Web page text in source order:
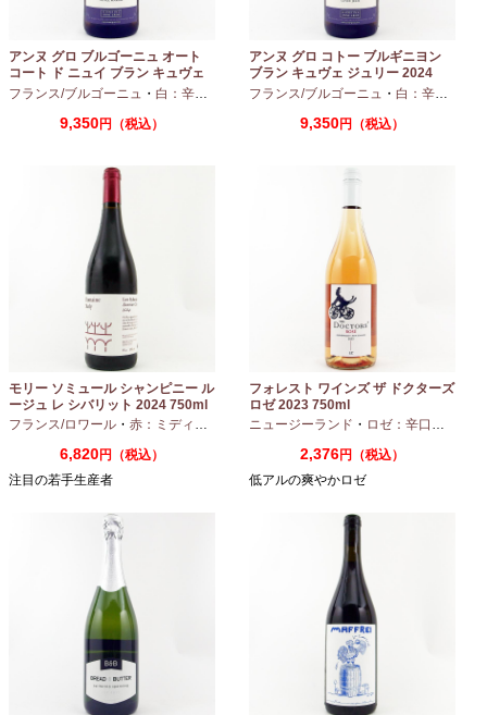
アンヌ グロ ブルゴーニュ オート
コート ド ニュイ ブラン キュヴェ
マリーヌ 2024 750ml
フランス/ブルゴーニュ ・ 白：辛口 シャルドネ
9,350円（税込）
アンヌ グロ コトー ブルギニヨン
ブラン キュヴェ ジュリー 2024
フランス/ブルゴーニュ ・ 白：辛口
9,350円（税込）
モリー ソミュール シャンピニー ル
ージュ レ シバリット 2024 750ml
フランス/ロワール ・ 赤：ミディアムボディ ・カベルネフラン
6,820円（税込）
注目の若手生産者
フォレスト ワインズ ザ ドクターズ
ロゼ 2023 750ml
ニュージーランド ・ ロゼ：辛口 ・
2,376円（税込）
低アルの爽やかロゼ